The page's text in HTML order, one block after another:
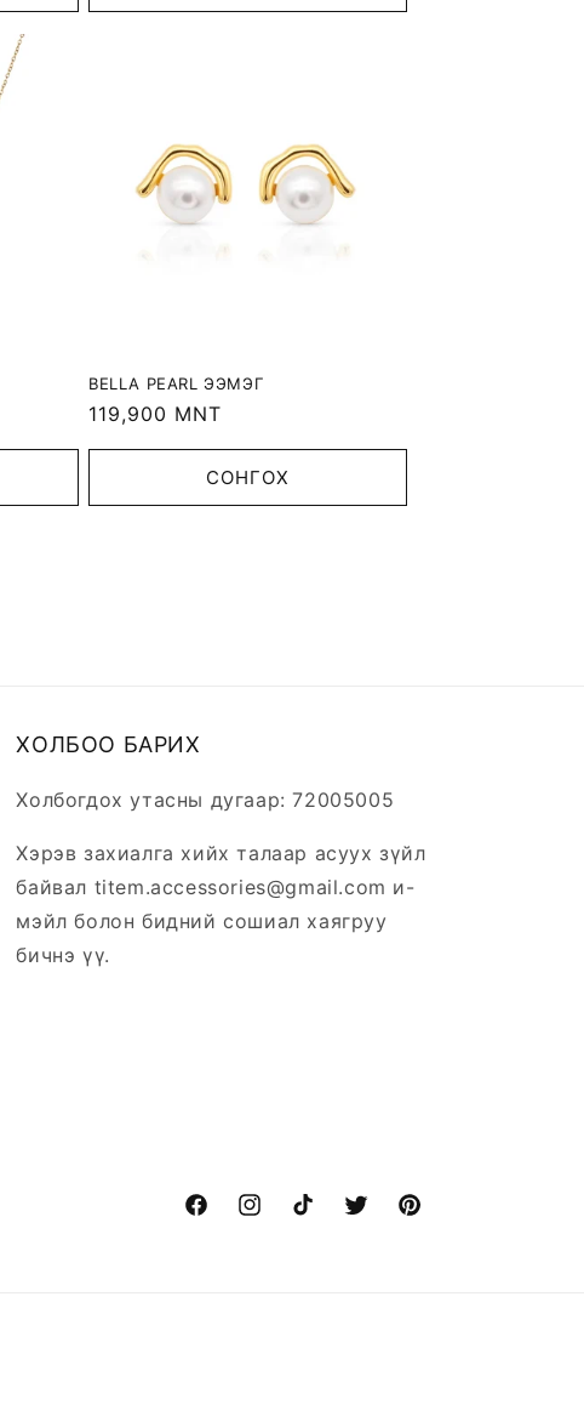
BELLA PEARL ЭЭМЭГ
Regular
price
119,900 MNT
СОНГОХ
ХОЛБОО БАРИХ
Холбогдох утасны дугаар: 72005005
Хэрэв захиалга хийх талаар асуух зүйл
байвал titem.accessories@gmail.com и-
мэйл болон бидний сошиал хаягруу
бичнэ үү.
FacebookInstagramTikTok TwitterPinterest